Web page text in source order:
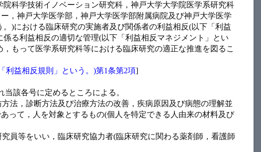
科学技術イノベーション研究科，神戸大学大学院医学系研究科
，神戸大学医学部，神戸大学医学部附属病院及び神戸大学医学
)における臨床研究の実施者及び関係者の利益相反(以下「利益
る利益相反の適切な管理(以下「利益相反マネジメント」とい
もって医学系研究科等における臨床研究の適正な推進を図るこ
利益相反規則」という。)第1条第2項]
該各号に定めるところによる。
法，診断方法及び治療方法の改善，疾病原因及び病態の理解並
って，人を対象とするもの(個人を特定できる人由来の材料及び
員等をいい，臨床研究協力者(臨床研究に関わる薬剤師，看護師